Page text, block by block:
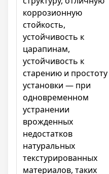
коррозионную
стойкость,
устойчивость к
царапинам,
устойчивость к
старению и простоту
установки — при
одновременном
устранении
врожденных
недостатков
натуральных
текстурированных
материалов, таких